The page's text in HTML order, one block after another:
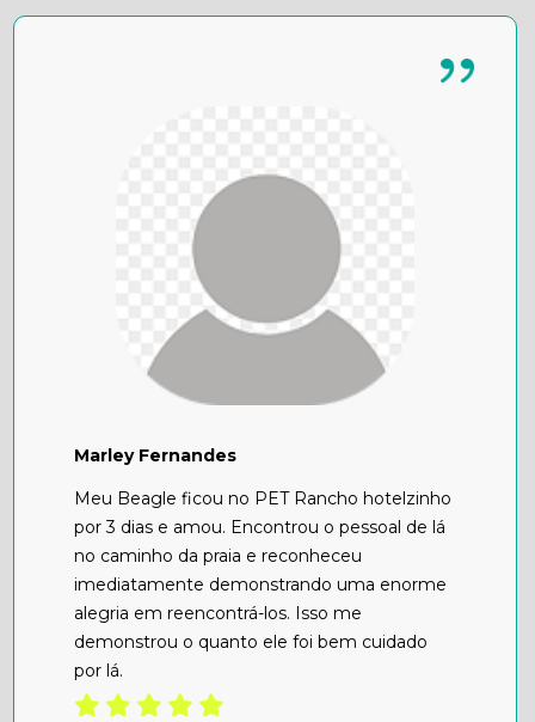
Marley Fernandes
Meu Beagle ficou no PET Rancho hotelzinho
por 3 dias e amou. Encontrou o pessoal de lá
no caminho da praia e reconheceu
imediatamente demonstrando uma enorme
alegria em reencontrá-los. Isso me
demonstrou o quanto ele foi bem cuidado
por lá.